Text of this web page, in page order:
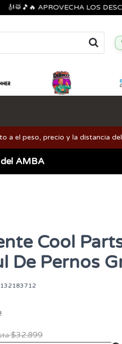
APROVECHA LOS
a el peso, precio y la distancia
AMBA
Cool
De Pernos
$32.899